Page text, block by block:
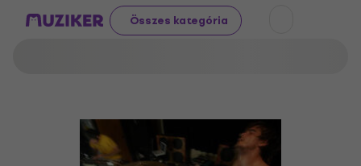
Összes kategória